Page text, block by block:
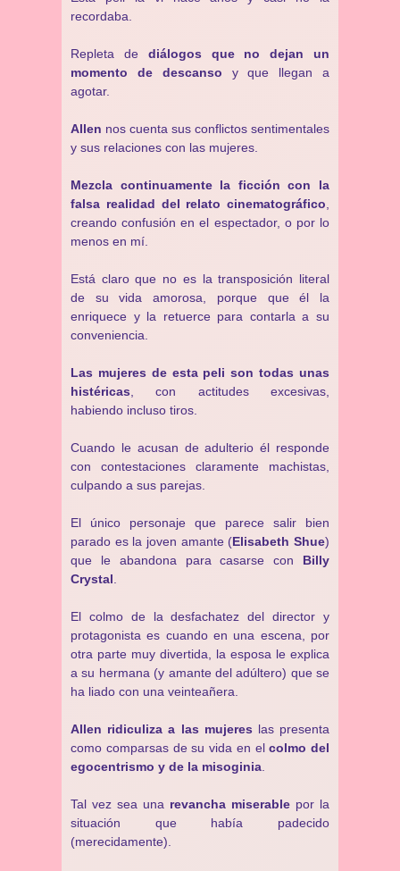
recordaba.
Repleta de diálogos que no dejan un
momento de descanso y que llegan a
agotar.
Allen nos cuenta sus conflictos sentimentales
y sus relaciones con las mujeres.
Mezcla continuamente la ficción con la
falsa realidad del relato cinematográfico
creando confusión en el espectador, o por lo
menos en mí.
Está claro que no es la transposición literal
de su vida amorosa, porque que él la
enriquece y la retuerce para contarla a su
conveniencia.
Las mujeres de esta peli son todas unas
histéricas , con actitudes excesivas,
habiendo incluso tiros.
Cuando le acusan de adulterio él responde
con contestaciones claramente machistas,
culpando a sus parejas.
El único personaje que parece salir bien
parado es la joven amante (Elisabeth Shue)
que le abandona para casarse con Billy
Crystal
El colmo de la desfachatez del director y
protagonista es cuando en una escena, por
otra parte muy divertida, la esposa le explica
a su hermana (y amante del adúltero) que se
ha liado con una veinteañera.
Allen ridiculiza a las mujeres las presenta
como comparsas de su vida en elcolmo del
egocentrismo y de la misoginia
Tal vez sea una revancha miserable por la
situación que había padecido
(merecidamente).